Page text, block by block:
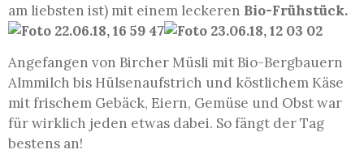
am liebsten ist) mit einem leckeren Bio-Frühstück.
Angefangen von Bircher Müsli mit Bio-Bergbauern
Almmilch bis Hülsenaufstrich und köstlichem Käse
mit frischem Gebäck, Eiern, Gemüse und Obst war
für wirklich jeden etwas dabei. So fängt der Tag
bestens an!